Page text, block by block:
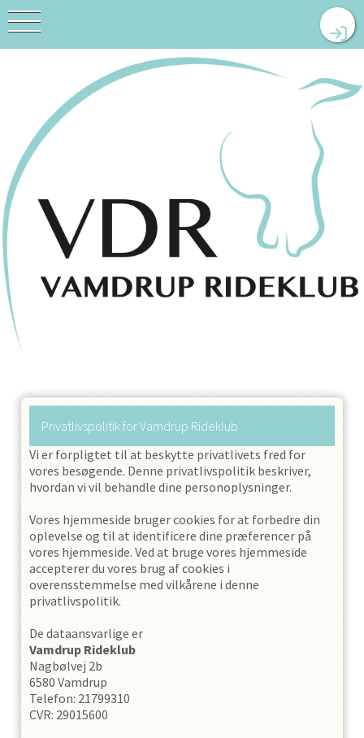
Privatlivspolitik forVamdrup Rideklub
Vi er forpligtet til at beskytte privatlivets fred for
vores besøgende. Denne privatlivspolitik beskriver,
hvordan vi vil behandle dine personoplysninger.
Vores hjemmeside bruger cookies for at forbedre din
oplevelse og til at identificere dine præferencer på
vores hjemmeside. Ved at bruge vores hjemmeside
accepterer du vores brug af cookies i
overensstemmelse med vilkårene i denne
privatlivspolitik.
De dataansvarlige er
Vamdrup Rideklub
Nagbølvej 2b
6580 Vamdrup
Telefon: 21799310
CVR: 29015600